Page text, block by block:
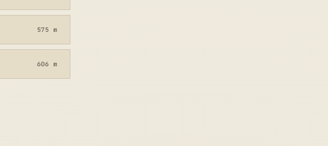
575 m
606 m